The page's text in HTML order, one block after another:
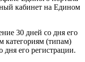
кабинет на Едином
30 дней со дня его
категориям (типам)
дня его регистрации.